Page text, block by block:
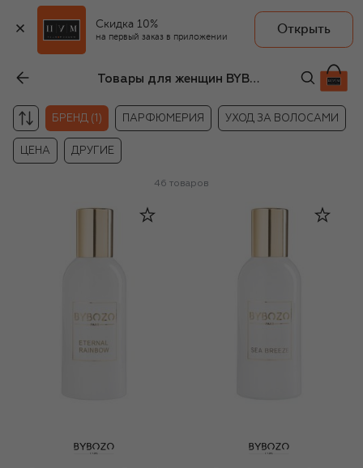
Скидка 10%
на первый заказ в приложении
Открыть
Товары для женщин BYBOZO
БРЕНД (1) ПАРФЮМЕРИЯ УХОД ЗА ВОЛОСАМИ
ЦЕНА ДРУГИЕ
46 товаров